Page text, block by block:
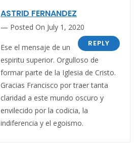
ASTRID FERNANDEZ
Posted On July 1, 2020
REPLY
Ese el mensaje de un
espiritu superior. Orgulloso de
formar parte de la Iglesia de Cristo.
Gracias Francisco por traer tanta
claridad a este mundo oscuro y
envilecido por la codicia, la
indiferencia y el egoismo.